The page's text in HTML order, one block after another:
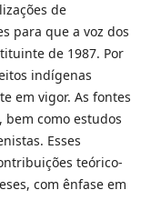
de
para que a voz dos
de 1987. Por
indígenas
em vigor. As fontes
como estudos
Esses
teórico-
com ênfase em